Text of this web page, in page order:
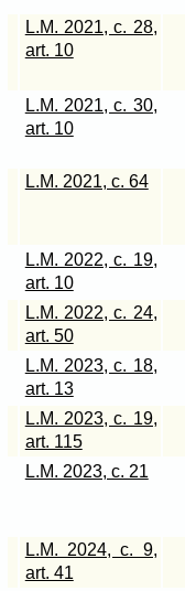
L.M. 2021, c. 28,
art. 10
L.M. 2021, c. 30,
art. 10
L.M. 2021, c. 64
L.M. 2022, c. 19,
art. 10
L.M. 2022, c. 24,
art. 50
L.M. 2023, c. 18,
art. 13
L.M. 2023, c. 19,
art. 115
L.M. 2023, c. 21
L.M. 2024, c. 9,
art. 41